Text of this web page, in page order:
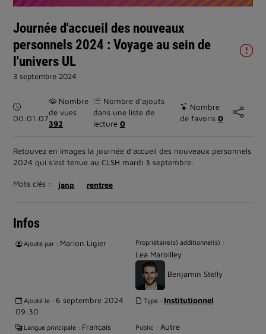
vidéo
Journée d'accueil des nouveaux
personnels 2024 : Voyage au sein de
l'univers UL
3 septembre 2024
Durée :
00:01:07
Nombre
de vues
392
Nombre d’ajouts
dans une liste de
lecture 0
Nombre
de favoris 0
Retouvez en images la journée d'accueil des nouveaux personnels
2024 qui s'est tenue au CLSH mardi 3 septembre.
Mots clés : janp rentree
Infos
Ajouté par : Marion Ligier Propriétaire(s) additionnel(s) :
Lea Maroilley
Benjamin Stelly
Ajouté le : 6 septembre 2024
09:30
Type : Institutionnel
Langue principale : Français Public : Autre